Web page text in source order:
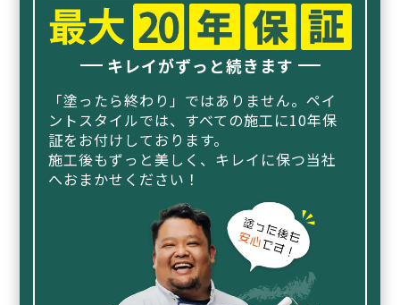
キレイがずっと続きます
「塗ったら終わり」ではありません。ペイ
ントスタイルでは、 すべての施工に10年保
証をお付けしております。
施工後もずっと美しく、キレイに保つ当社
へおまかせください！